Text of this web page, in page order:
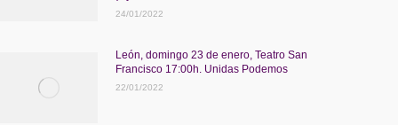
24/01/2022
León, domingo 23 de enero, Teatro San
Francisco 17:00h. Unidas Podemos
22/01/2022